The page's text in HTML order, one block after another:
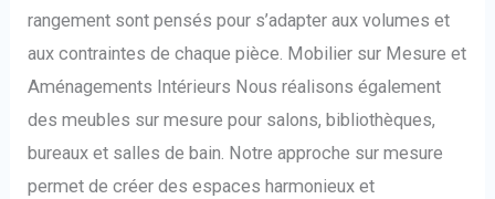
rangement sont pensés pour s’adapter aux volumes et
aux contraintes de chaque pièce. Mobilier sur Mesure et
Aménagements Intérieurs Nous réalisons également
des meubles sur mesure pour salons, bibliothèques,
bureaux et salles de bain. Notre approche sur mesure
permet de créer des espaces harmonieux et